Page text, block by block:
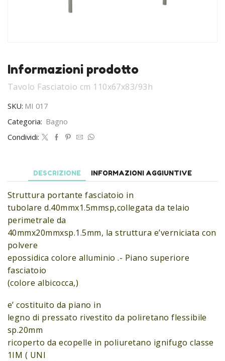
Informazioni prodotto
Tavolo Fasciatoio cm 110x67x83/93h
SKU: MI 017
Categoria: Bagno
Condividi:
DESCRIZIONE INFORMAZIONI AGGIUNTIVE
Struttura portante fasciatoio in
tubolare d.40mmx1.5mmsp,collegata da telaio
perimetrale da
40mmx20mmxsp.1.5mm, la struttura e’verniciata con
polvere
epossidica colore alluminio .- Piano superiore
fasciatoio
(colore albicocca,)
e’ costituito da piano in
legno di pressato rivestito da poliretano flessibile
sp.20mm
ricoperto da ecopelle in poliuretano ignifugo classe
1IM ( UNI